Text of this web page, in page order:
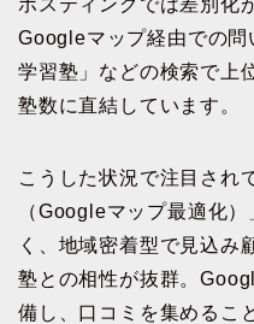
Googleマップ経由での問
学習塾」などの検索で上
塾数に直結しています。
こうした状況で注目され
（Googleマップ最適化
く、地域密着型で見込み
塾との相性が抜群。
備し、口コミを集めるこ